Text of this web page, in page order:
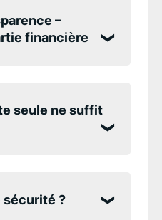
–
financière
seule ne suffit
sécurité ?